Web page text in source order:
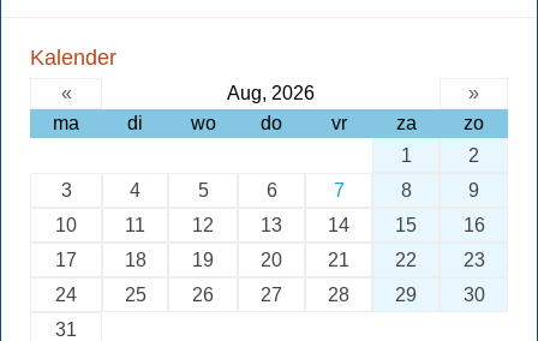
Kalender
« Aug, 2026
»
ma
di wo do vr za
zo
1
2
3
4 5 6 7 8
9
10
11 12 13 14 15
16
17
18 19 20 21 22
23
24
25 26 27 28 29
30
31